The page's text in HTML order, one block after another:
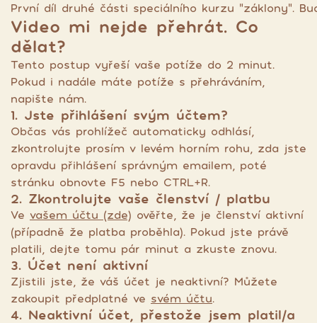
První díl druhé části speciálního kurzu "záklony".
Video mi nejde přehrát. Co
dělat?
Tento postup vyřeší vaše potíže do 2 minut.
Pokud i nadále máte potíže s přehráváním,
napište nám.
1. Jste přihlášení svým účtem?
Občas vás prohlížeč automaticky odhlásí,
zkontrolujte prosím v levém horním rohu, zda jste
opravdu přihlášení správným emailem, poté
stránku obnovte F5 nebo CTRL+R.
2. Zkontrolujte vaše členství / platbu
Ve vašem účtu (zde) ověřte, že je členství aktivní
(případně že platba proběhla). Pokud jste právě
platili, dejte tomu pár minut a zkuste znovu.
3. Účet není aktivní
Zjistili jste, že váš účet je neaktivní? Můžete
zakoupit předplatné ve svém účtu.
4. Neaktivní účet, přestože jsem platil/a